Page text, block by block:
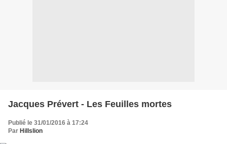
Jacques Prévert - Les Feuilles mortes
Publié le 31/01/2016 à 17:24
Par Hillslion